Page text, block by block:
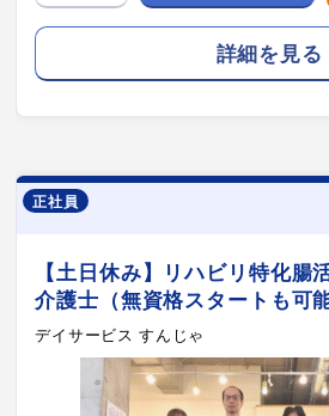
詳細を見る
正社員
【土日休み】リハビリ特化腸
介護士（無資格スタートも可
デイサービス すんじゃ